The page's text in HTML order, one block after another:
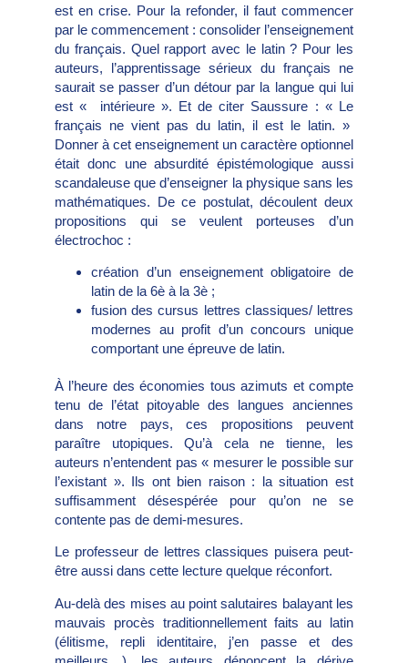
est en crise. Pour la refonder, il faut commencer
par le commencement : consolider l’enseignement
du français. Quel rapport avec le latin ? Pour les
auteurs, l’apprentissage sérieux du français ne
saurait se passer d’un détour par la langue qui lui
est « intérieure ». Et de citer Saussure : « Le
français ne vient pas du latin, il est le latin. »
Donner à cet enseignement un caractère optionnel
était donc une absurdité épistémologique aussi
scandaleuse que d’enseigner la physique sans les
mathématiques. De ce postulat, découlent deux
propositions qui se veulent porteuses d’un
électrochoc :
création d’un enseignement obligatoire de
latin de la 6è à la 3è ;
fusion des cursus lettres classiques/ lettres
modernes au profit d’un concours unique
comportant une épreuve de latin.
À l’heure des économies tous azimuts et compte
tenu de l’état pitoyable des langues anciennes
dans notre pays, ces propositions peuvent
paraître utopiques. Qu’à cela ne tienne, les
auteurs n’entendent pas « mesurer le possible sur
l’existant ». Ils ont bien raison : la situation est
suffisamment désespérée pour qu’on ne se
contente pas de demi-mesures.
Le professeur de lettres classiques puisera peut-
être aussi dans cette lecture quelque réconfort.
Au-delà des mises au point salutaires balayant les
mauvais procès traditionnellement faits au latin
(élitisme, repli identitaire, j’en passe et des